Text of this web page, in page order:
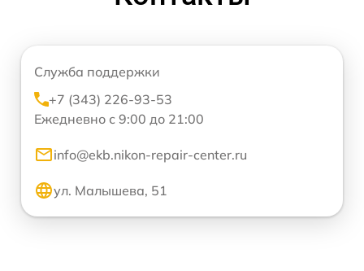
Служба поддержки
+7 (343) 226-93-53
Ежедневно с 9:00 до 21:00
info@ekb.nikon-repair-center.ru
ул. Малышева, 51